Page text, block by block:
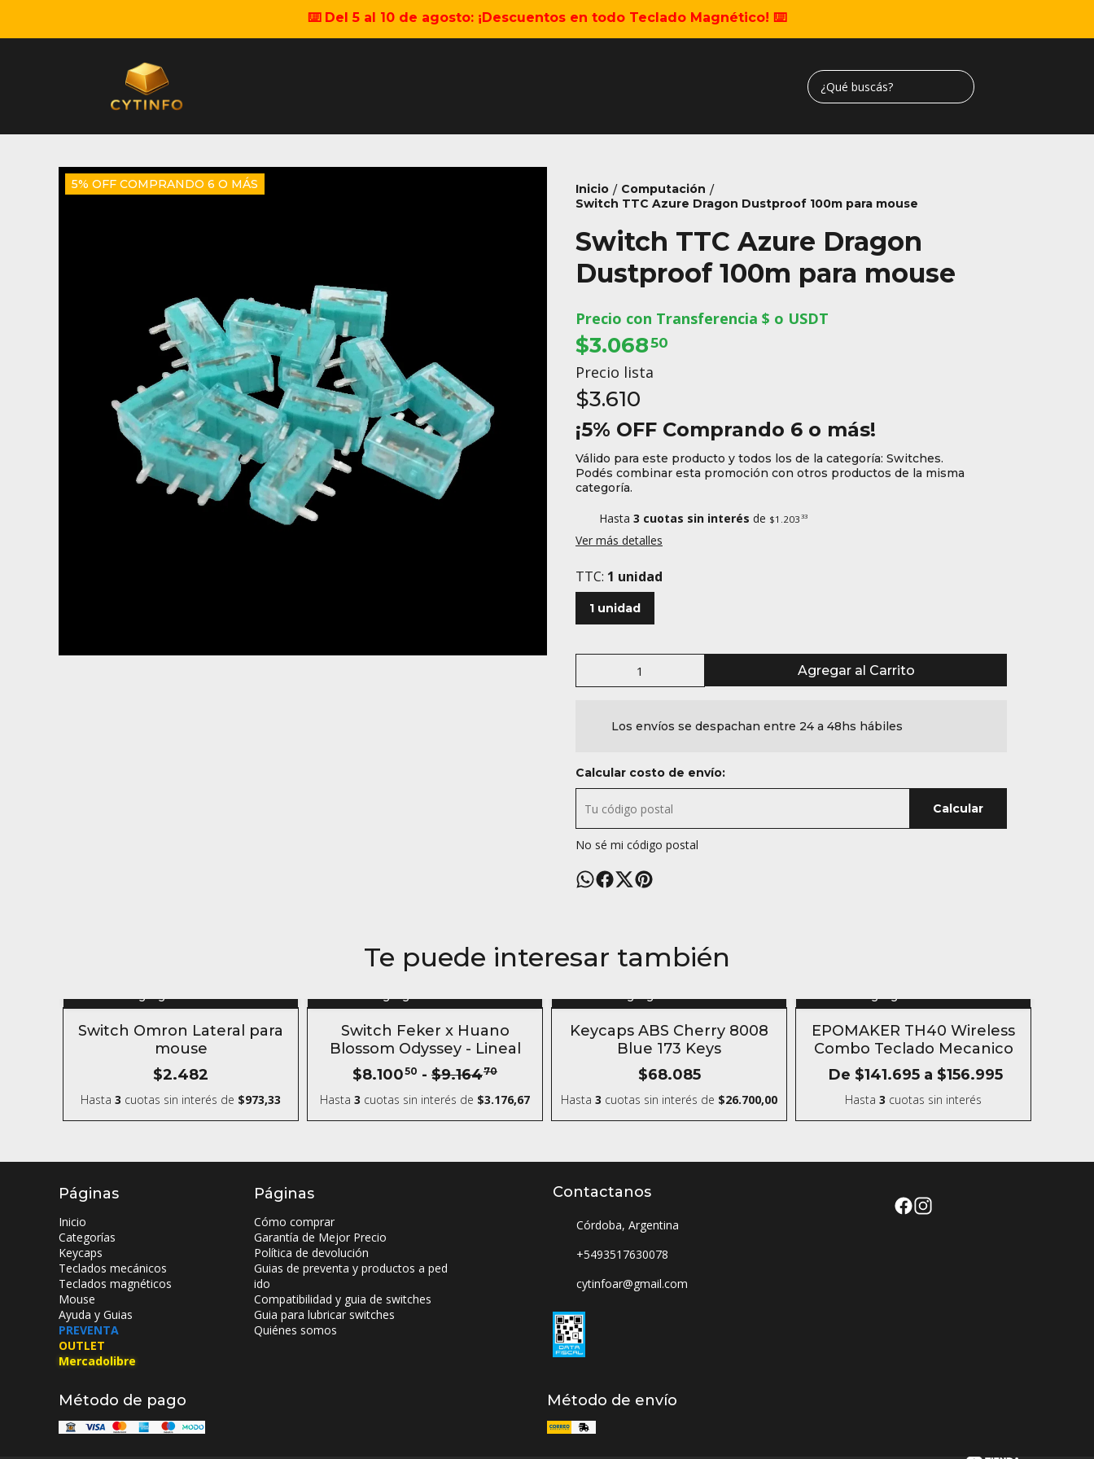
⌨️ Del 5 al 10 de agosto: ¡Descuentos en todo Teclado Magnético! ⌨️
5% OFF COMPRANDO 6 O MÁS Inicio / Computación /
Switch TTC Azure Dragon Dustproof 100m para mouse
Switch TTC Azure Dragon
Dustproof 100m para mouse
Precio con Transferencia $ o USDT
$3.06850
Precio lista
$3.610
¡5% OFF Comprando 6 o más!
Válido para este producto y todos los de la categoría: Switches.
Podés combinar esta promoción con otros productos de la misma
categoría.
Hasta 3 cuotas sin interés de $1.203 33
Ver más detalles
TTC: 1 unidad
1 unidad
Agregar al Carrito
Los envíos se despachan entre 24 a 48hs hábiles
Calcular costo de envío:
Calcular
No sé mi código postal
Te puede interesar también
5% OFF
COMPRANDO 6 O MÁS
Switch Omron Lateral para
mouse
$2.482
Hasta 3 cuotas sin interés de $973,33
5% OFF
COMPRANDO 6 O MÁS
Switch Feker x Huano
Blossom Odyssey - Lineal
$8.10050 - $9.16470
Hasta 3 cuotas sin interés de $3.176,67
Keycaps ABS Cherry 8008
Blue 173 Keys
$68.085
Hasta 3 cuotas sin interés de $26.700,00
EPOMAKER TH40 Wireless
Combo Teclado Mecanico
De $141.695 a $156.995
Hasta 3 cuotas sin interés
Páginas
Inicio
Categorías
Keycaps
Teclados mecánicos
Teclados magnéticos
Mouse
Ayuda y Guias
PREVENTA
OUTLET
Mercadolibre
Páginas
Cómo comprar
Garantía de Mejor Precio
Política de devolución
Guias de preventa y productos a ped
ido
Compatibilidad y guia de switches
Guia para lubricar switches
Quiénes somos
Contactanos
Córdoba, Argentina
+5493517630078
cytinfoar@gmail.com
Método de pago Método de envío